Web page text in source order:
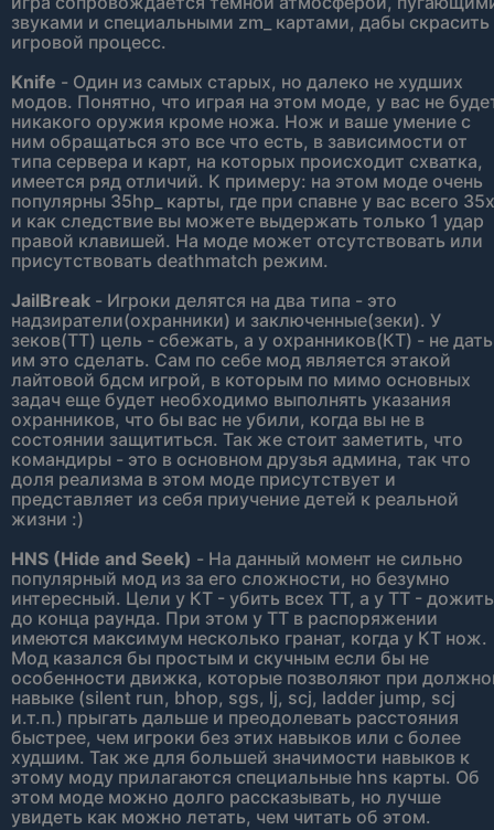
звуками и специальными zm_ картами, дабы скрасить
игровой процесс.
Knife - Один из самых старых, но далеко не худших
модов. Понятно, что играя на этом моде, у вас не
никакого оружия кроме ножа. Нож и ваше умение с
ним обращаться это все что есть, в зависимости от
типа сервера и карт, на которых происходит схватка,
имеется ряд отличий. К примеру: на этом моде очень
популярны 35hp_ карты, где при спавне у вас всего
и как следствие вы можете выдержать только 1 удар
правой клавишей. На моде может отсутствовать или
присутствовать deathmatch режим.
JailBreak - Игроки делятся на два типа - это
надзиратели(охранники) и заключенные(зеки). У
зеков(ТТ) цель - сбежать, а у охранников(КТ) - не дать
им это сделать. Сам по себе мод является этакой
лайтовой бдсм игрой, в которым по мимо основных
задач еще будет необходимо выполнять указания
охранников, что бы вас не убили, когда вы не в
состоянии защититься. Так же стоит заметить, что
командиры - это в основном друзья админа, так что
доля реализма в этом моде присутствует и
представляет из себя приучение детей к реальной
жизни :)
HNS (Hide and Seek) - На данный момент не сильно
популярный мод из за его сложности, но безумно
интересный. Цели у КТ - убить всех ТТ, а у ТТ - дожить
до конца раунда. При этом у ТТ в распоряжении
имеются максимум несколько гранат, когда у КТ нож.
Мод казался бы простым и скучным если бы не
особенности движка, которые позволяют при
навыке (silent run, bhop, sgs, lj, scj, ladder jump, scj
и.т.п.) прыгать дальше и преодолевать расстояния
быстрее, чем игроки без этих навыков или с более
худшим. Так же для большей значимости навыков к
этому моду прилагаются специальные hns карты. Об
этом моде можно долго рассказывать, но лучше
увидеть как можно летать, чем читать об этом.